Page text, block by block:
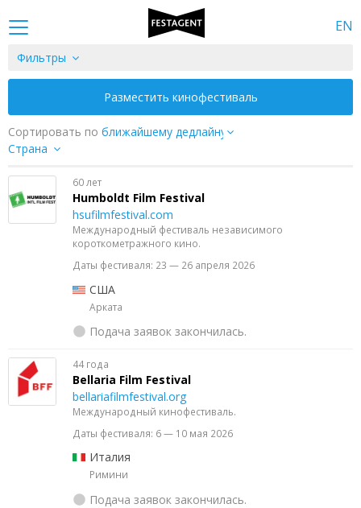
EN
Фильтры
Разместить кинофестиваль
Сортировать по
Страна
60 лет
Humboldt Film Festival
hsufilmfestival.com
Международный фестиваль независимого
короткометражного кино.
Даты фестиваля: 23 — 26 апреля 2026
США
Арката
Подача заявок закончилась.
44 года
Bellaria Film Festival
bellariafilmfestival.org
Международный кинофестиваль.
Даты фестиваля: 6 — 10 мая 2026
Италия
Римини
Подача заявок закончилась.